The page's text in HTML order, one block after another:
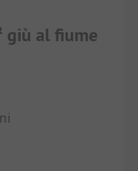
giù al fiume